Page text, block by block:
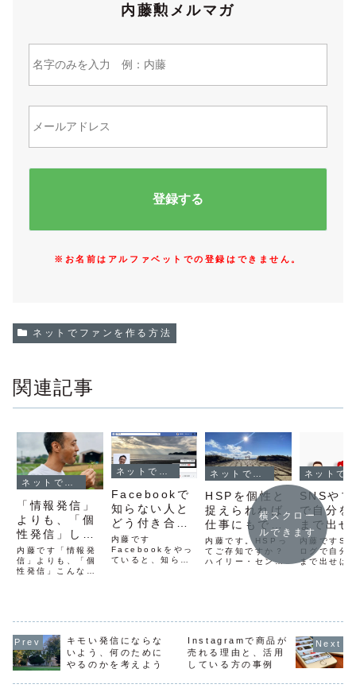
内藤勲メルマガ
※お名前はアルファベットでの登録はできません。
ネットでファンを作る方法
関連記事
「情報発信」
よりも、「個
性発信」して
いこう
内藤です「情報発
信」よりも、「個
性発信」こんな言
は、役立つ情報は
も、情報そのもの
の価値はすぐに下
がってしまいま
分以外の人も同じ
Facebookで
知らない人と
どう付き合っ
ていくか
内藤です
Facebookをやっ
ていると、知らな
か迷うのではない
らない人と
Facebookの友達
になってもいいの
聞かれることも
HSPを個性と
捉えられれば
仕事にもでき
る
内藤です。HSPっ
てご存知ですか？
ハイリー・センシ
か、共感しやすい
とか特徴があるよ
うです。周りが気
になってしまう自
すぐに不安にな...
SNSや
で自分を
まで出せ
いのか？
内藤です
ログで自分
まで出せば
ましょう」
マガやセミ
質問をいた
とがありま
こまで自分
横スクロー
ルできます
キモい発信にならな
いよう、何のために
やるのかを考えよう
Instagramで商品が
売れる理由と、活用
している方の事例